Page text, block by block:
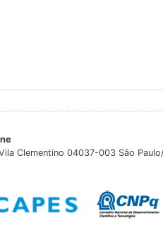
Clementino 04037-003 São